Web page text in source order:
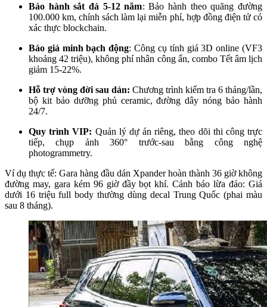
Bảo hành sắt đá 5-12 năm: Bảo hành theo quãng đường
100.000 km, chính sách làm lại miễn phí, hợp đồng điện tử có
xác thực blockchain.​
Báo giá minh bạch động: Công cụ tính giá 3D online (VF3
khoảng 42 triệu), không phí nhân công ẩn, combo Tết âm lịch
giảm 15-22%.​
Hỗ trợ vòng đời sau dán: Chương trình kiểm tra 6 tháng/lần,
bộ kit bảo dưỡng phủ ceramic, đường dây nóng bảo hành
24/7.​
Quy trình VIP: Quản lý dự án riêng, theo dõi thi công trực
tiếp, chụp ảnh 360° trước-sau bằng công nghệ
photogrammetry.​
Ví dụ thực tế: Gara hàng đầu dán Xpander hoàn thành 36 giờ không
đường may, gara kém 96 giờ đầy bọt khí. Cảnh báo lừa đảo: Giá
dưới 16 triệu full body thường dùng decal Trung Quốc (phai màu
sau 8 tháng).​